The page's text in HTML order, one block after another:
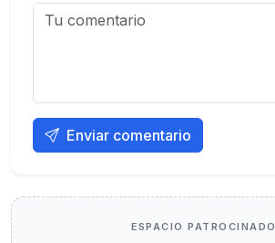
Enviar comentario
ESPACIO PATROCINADO